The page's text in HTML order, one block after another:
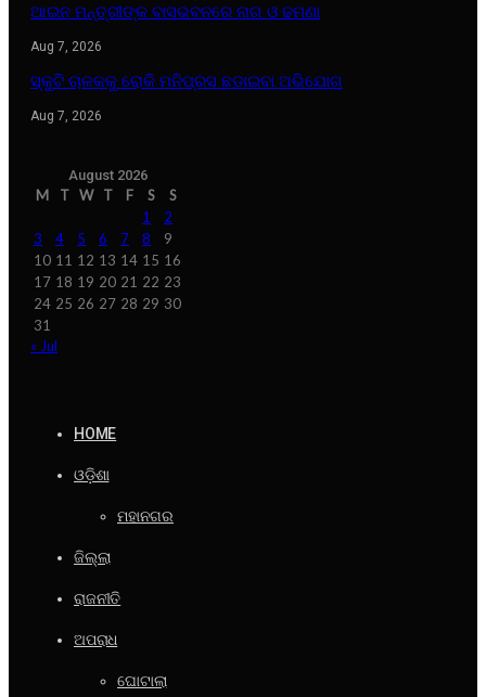
ଆଇନ ମନ୍ତ୍ରୀଙ୍କ ବାସଭବନରେ ନାଗ ଓ ଢମଣା
Aug 7, 2026
ସ୍କୁଟି ଚାଳକକୁ ରୋକି ମନିପ୍ରସ ଛଡାଇବା ଅଭିଯୋଗ
Aug 7, 2026
August 2026
M T W T F S
S
1
2
3
4 5 6 7 8
9
10 11 12 13 14 15 16
17 18 19 20 21 22 23
24 25 26 27 28 29 30
31
« Jul
HOME
ଓଡ଼ିଶା
ମହାନଗର
ଜିଲ୍ଲା
ରାଜନୀତି
ଅପରାଧ
ଘୋଟାଲା